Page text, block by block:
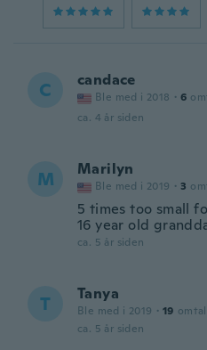
C candace
Ble med i 2018 · 6
ca. 4 år siden
M Marilyn
Ble med i 2019 · 3
5 times too small
16 year old
ca. 5 år siden
T Tanya
Ble med i 2019 · 19
ca. 5 år siden